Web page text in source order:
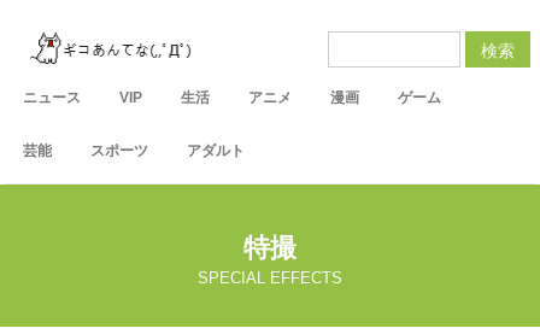
ニュース VIP 生活 アニメ 漫画 ゲーム
芸能 スポーツ アダルト
検索
特撮
SPECIAL EFFECTS